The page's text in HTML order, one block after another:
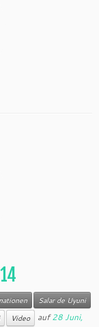
Salar de Uyuni
Video auf28 Juni,